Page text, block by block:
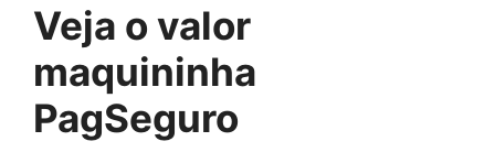
Veja o valor
maquininha
PagSeguro